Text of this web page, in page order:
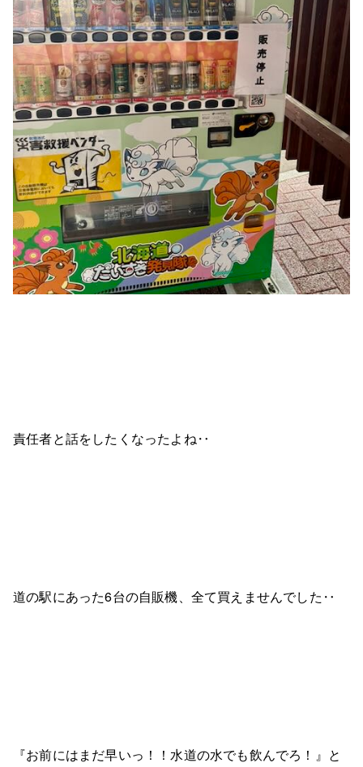
責任者と話をしたくなったよね‥
道の駅にあった6台の自販機、全て買えませんでした‥
『お前にはまだ早いっ！！水道の水でも飲んでろ！』と